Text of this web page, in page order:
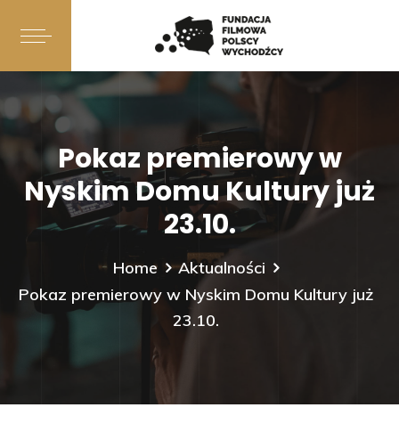
Pokaz premierowy w
Nyskim Domu Kultury już
23.10.
Home
Aktualności
Pokaz premierowy w Nyskim Domu Kultury już
23.10.